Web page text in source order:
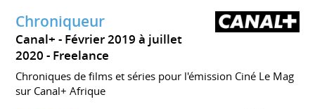
Chroniqueur
Canal+
Février 2019 à juillet
2020 Freelance
Chroniques de films et séries pour l'émission Ciné Le Mag
sur Canal+ Afrique